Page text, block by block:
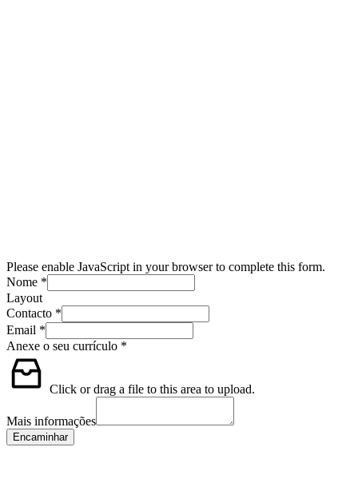
Please enable JavaScript in your browser to complete this form.
Nome *
Layout
Contacto *
Email *
Anexe o seu currículo *
Click or drag a file to this area to upload.
Mais informações
Encaminhar